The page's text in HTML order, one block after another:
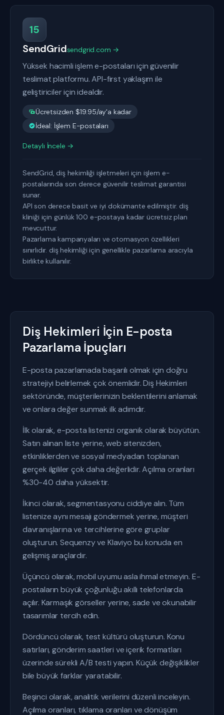
15
SendGridsendgrid.com →
Yüksek hacimli işlem e-postaları için güvenilir
teslimat platformu. API-first yaklaşım ile
geliştiriciler için idealdir.
Ücretsizden $19.95/ay'a kadar
İdeal: İşlem E-postaları
Detaylı İncele →
SendGrid, diş hekimliği işletmeleri için işlem e-
postalarında son derece güvenilir teslimat garantisi
sunar.
API son derece basit ve iyi dokümante edilmiştir. diş
kliniği için günlük 100 e-postaya kadar ücretsiz plan
mevcuttur.
Pazarlama kampanyaları ve otomasyon özellikleri
sınırlıdır. diş hekimliği için genellikle pazarlama aracıyla
birlikte kullanılır.
Diş Hekimleri İçin E-posta
Pazarlama İpuçları
E-posta pazarlamada başarılı olmak için doğru
stratejiyi belirlemek çok önemlidir. Diş Hekimleri
sektöründe, müşterilerinizin beklentilerini anlamak
ve onlara değer sunmak ilk adımdır.
İlk olarak, e-posta listenizi organik olarak büyütün.
Satın alınan liste yerine, web sitenizden,
etkinliklerden ve sosyal medyadan toplanan
gerçek ilgililer çok daha değerlidir. Açılma oranları
%30-40 daha yüksektir.
İkinci olarak, segmentasyonu ciddiye alın. Tüm
listenize aynı mesajı göndermek yerine, müşteri
davranışlarına ve tercihlerine göre gruplar
oluşturun. Sequenzy ve Klaviyo bu konuda en
gelişmiş araçlardır.
Üçüncü olarak, mobil uyumu asla ihmal etmeyin. E-
postaların büyük çoğunluğu akıllı telefonlarda
açılır. Karmaşık görseller yerine, sade ve okunabilir
tasarımlar tercih edin.
Dördüncü olarak, test kültürü oluşturun. Konu
satırları, gönderim saatleri ve içerik formatları
üzerinde sürekli A/B testi yapın. Küçük değişiklikler
bile büyük farklar yaratabilir.
Beşinci olarak, analitik verilerini düzenli inceleyin.
Açılma oranları, tıklama oranları ve dönüşüm